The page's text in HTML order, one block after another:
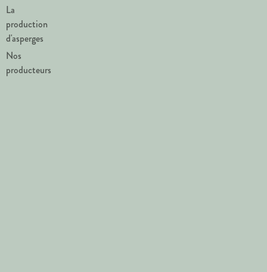
La
production
d'asperges
Nos
producteurs